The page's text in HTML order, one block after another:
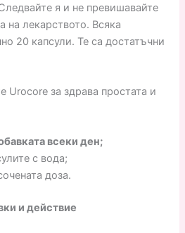
я и не превишавайте
на лекарството. Всяка
20 капсули. Те са достатъчни
Urocore за здрава простата и
всеки ден;
с вода;
доза.
и действие